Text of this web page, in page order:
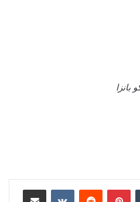
بينتيريست مشاركة عبر البريد